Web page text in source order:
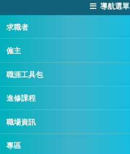
導航選單
求職者
僱主
職涯工具包
進修課程
職場資訊
專區